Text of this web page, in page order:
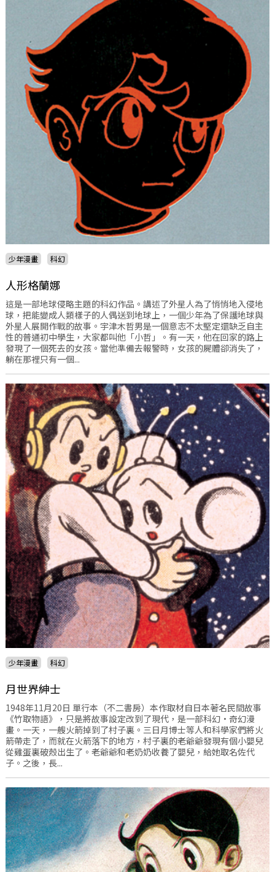
少年漫畫 科幻
人形格蘭娜
這是一部地球侵略主題的科幻作品。講述了外星人為了悄悄地入侵地
球，把能變成人類樣子的人偶送到地球上，一個少年為了保護地球與
外星人展開作戰的故事。宇津木哲男是一個意志不太堅定還缺乏自主
性的普通初中學生，大家都叫他「小哲」。有一天，他在回家的路上
發現了一個死去的女孩。當他準備去報警時，女孩的屍體卻消失了，
躺在那裡只有一個...
少年漫畫 科幻
月世界紳士
1948年11月20日 單行本（不二書房）本作取材自日本著名民間故事
《竹取物語》，只是將故事設定改到了現代，是一部科幻·奇幻漫
畫。一天，一艘火箭掉到了村子裏。三日月博士等人和科學家們將火
箭帶走了，而就在火箭落下的地方，村子裏的老爺爺發現有個小嬰兒
從雞蛋裏破殼出生了。老爺爺和老奶奶收養了嬰兒，給她取名佐代
子。之後，長...